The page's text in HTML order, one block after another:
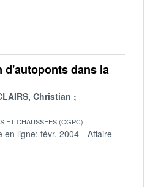
d'autoponts dans la
Christian
ET CHAUSSEES (CGPC)
en ligne: févr. 2004
Affaire